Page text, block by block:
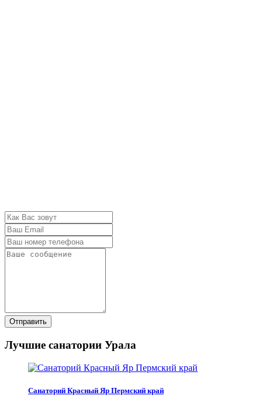
Отправить
Лучшие санатории Урала
Санаторий Красный Яр Пермский край